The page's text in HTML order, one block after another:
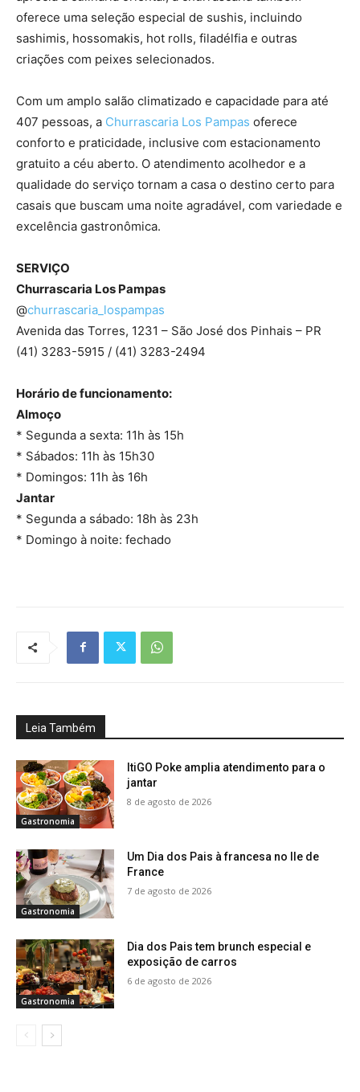
oferece uma seleção especial de sushis, incluindo
sashimis, hossomakis, hot rolls, filadélfia e outras
criações com peixes selecionados.
Com um amplo salão climatizado e capacidade para até
407 pessoas, a Churrascaria Los Pampas oferece
conforto e praticidade, inclusive com estacionamento
gratuito a céu aberto. O atendimento acolhedor e a
qualidade do serviço tornam a casa o destino certo para
casais que buscam uma noite agradável, com variedade e
excelência gastronômica.
SERVIÇO
Churrascaria Los Pampas
@churrascaria_lospampas
Avenida das Torres, 1231 – São José dos Pinhais – PR
(41) 3283-5915 / (41) 3283-2494
Horário de funcionamento:
Almoço
* Segunda a sexta: 11h às 15h
* Sábados: 11h às 15h30
* Domingos: 11h às 16h
Jantar
* Segunda a sábado: 18h às 23h
* Domingo à noite: fechado
Leia Também
Gastronomia
ItiGO Poke amplia atendimento para o
jantar
8 de agosto de 2026
Gastronomia
Um Dia dos Pais à francesa no Ile de
France
7 de agosto de 2026
Gastronomia
Dia dos Pais tem brunch especial e
exposição de carros
6 de agosto de 2026